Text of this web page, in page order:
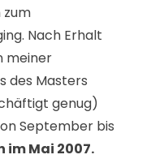
zum
Nach Erhalt
meiner
des Masters
genug)
September bis
im Mai 2007.